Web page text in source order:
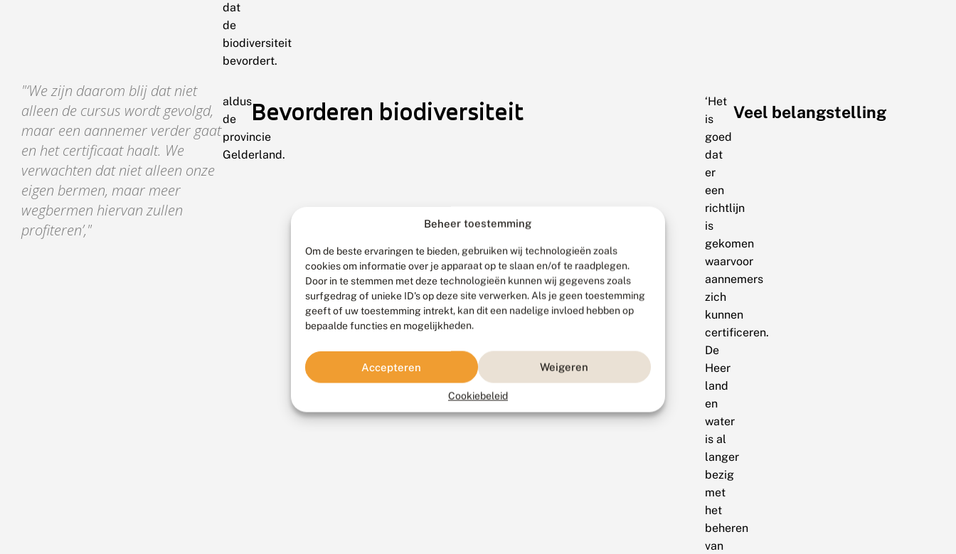
Beheer toestemming
Om de beste ervaringen te bieden, gebruiken wij technologieën zoals
cookies om informatie over je apparaat op te slaan en/of te raadplegen.
Door in te stemmen met deze technologieën kunnen wij gegevens zoals
surfgedrag of unieke ID's op deze site verwerken. Als je geen toestemming
geeft of uw toestemming intrekt, kan dit een nadelige invloed hebben op
bepaalde functies en mogelijkheden.
Accepteren Weigeren
Cookiebeleid
dat
de
biodiversiteit
bevordert.
‘We zijn daarom blij dat niet
alleen de cursus wordt gevolgd,
maar een aannemer verder gaat
en het certificaat haalt. We
verwachten dat niet alleen onze
eigen bermen, maar meer
wegbermen hiervan zullen
profiteren’,
aldus
de
provincie
Gelderland.
Bevorderen biodiversiteit
‘Het
is
goed
dat
er
een
richtlijn
is
gekomen
waarvoor
aannemers
zich
kunnen
certificeren.
De
Heer
land
en
water
is al
langer
bezig
met
het
beheren
van
Veel belangstelling